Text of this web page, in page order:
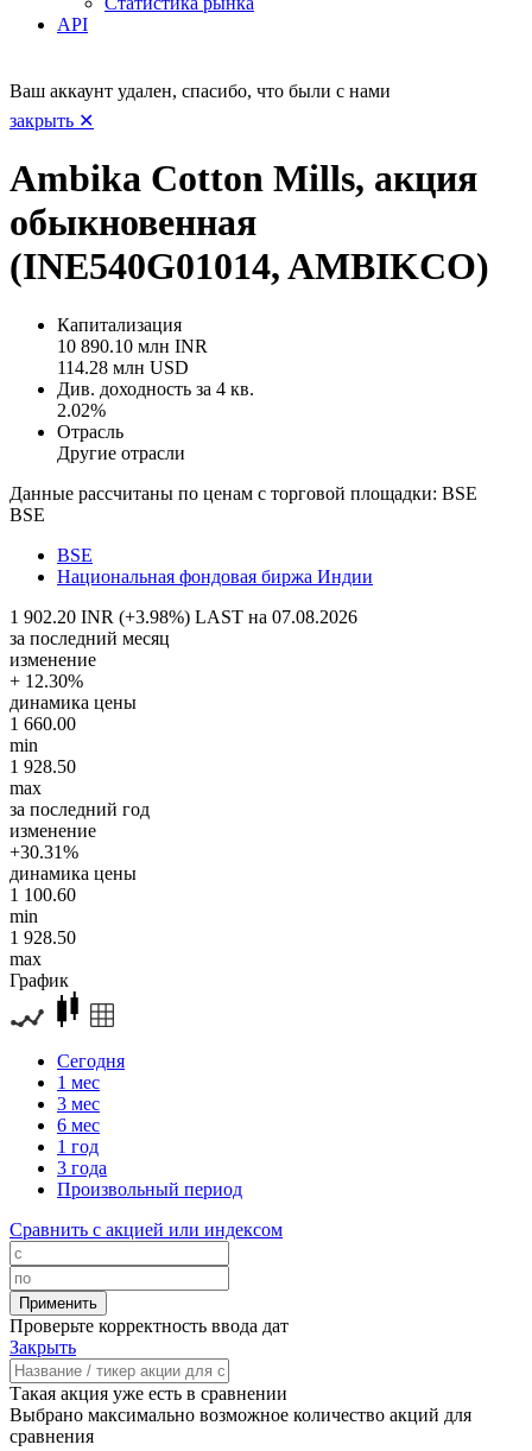
API
Ваш аккаунт удален, спасибо, что были с нами
закрыть ✕
Ambika Cotton Mills, акция
обыкновенная
(INE540G01014, AMBIKCO)
Капитализация
10 890.10 млн INR
114.28 млн USD
Див. доходность за 4 кв.
2.02%
Отрасль
Другие отрасли
Данные рассчитаны по ценам с торговой площадки: BSE
BSE
BSE
Национальная фондовая биржа Индии
1 902.20 INR (+3.98%) LAST на 07.08.2026
за последний месяц
изменение
+ 12.30%
динамика цены
1 660.00
min
1 928.50
max
за последний год
изменение
+30.31%
динамика цены
1 100.60
min
1 928.50
max
График
Сегодня
1 мес
3 мес
6 мес
1 год
3 года
Произвольный период
Сравнить с акцией или индексом
Проверьте корректность ввода дат
Закрыть
Такая акция уже есть в сравнении
Выбрано максимально возможное количество акций для
сравнения